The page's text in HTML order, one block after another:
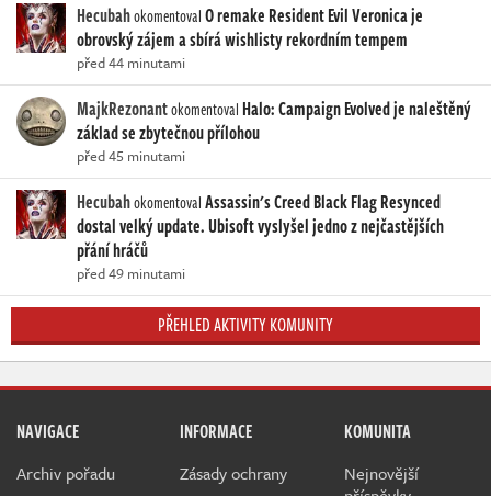
HecubahokomentovalO remake Resident Evil Veronica je
obrovský zájem a sbírá wishlisty rekordním tempem
před 44 minutami
MajkRezonantokomentoval Halo: Campaign Evolved je naleštěný
základ se zbytečnou přílohou
před 45 minutami
HecubahokomentovalAssassin's Creed Black Flag Resynced
dostal velký update. Ubisoft vyslyšel jedno z nejčastějších
přání hráčů
před 49 minutami
PŘEHLED AKTIVITY KOMUNITY
NAVIGACE
Archiv pořadu
INFORMACE
Zásady ochrany
KOMUNITA
Nejnovější